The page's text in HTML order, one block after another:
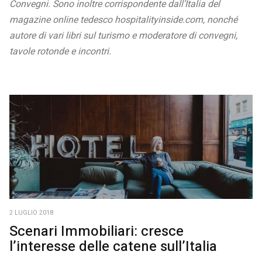
Convegni. Sono inoltre corrispondente dall’Italia del
magazine online tedesco hospitalityinside.com, nonché
autore di vari libri sul turismo e moderatore di convegni,
tavole rotonde e incontri.
2 LUGLIO 2018
Scenari Immobiliari: cresce
l’interesse delle catene sull’Italia